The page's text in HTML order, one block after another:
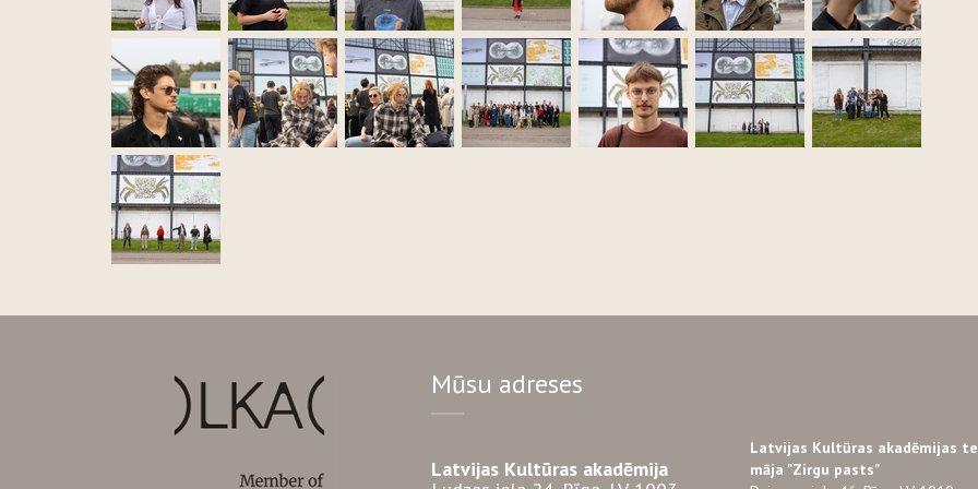
Mūsu adreses
Latvijas Kultūras akadēmija
Latvijas Kultūras akadēmijas
māja "Zirgu pasts"